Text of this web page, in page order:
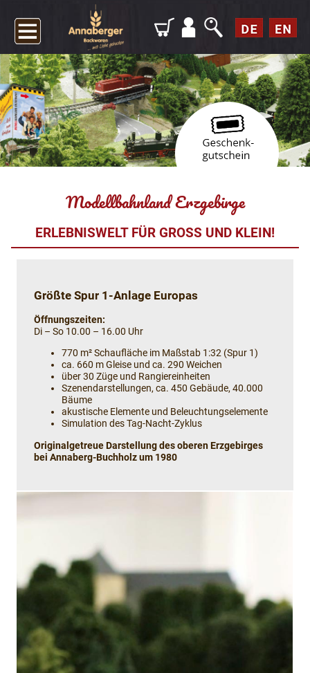
Modellbahnland Erzgebirge
ERLEBNISWELT FÜR GROSS UND KLEIN!
Größte Spur 1-Anlage Europas
Öffnungszeiten:
Di – So 10.00 – 16.00 Uhr
770 m² Schaufläche im Maßstab 1:32 (Spur 1)
ca. 660 m Gleise und ca. 290 Weichen
über 30 Züge und Rangiereinheiten
Szenendarstellungen, ca. 450 Gebäude, 40.000
Bäume
akustische Elemente und Beleuchtungselemente
Simulation des Tag-Nacht-Zyklus
Originalgetreue Darstellung des oberen Erzgebirges
bei Annaberg-Buchholz um 1980